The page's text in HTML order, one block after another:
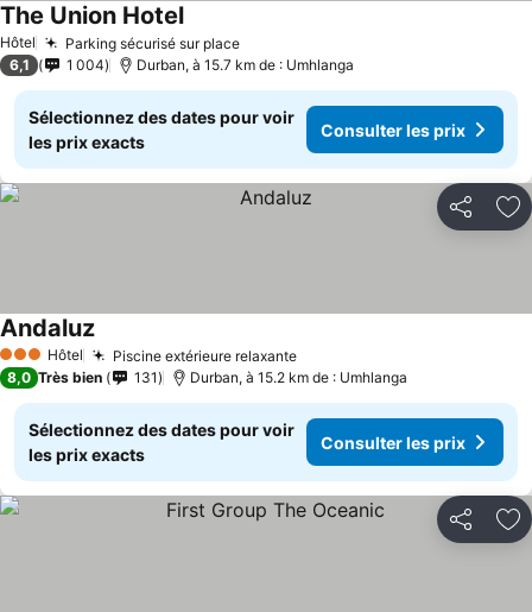
Hôtel Parking sécurisé sur place
The Union Hotel
6,1 1 004 Durban, à 15.7 km de : Umhlanga
Sélectionnez des dates pour voir
les prix exacts
Consulter les prix
Partager
3 ÉtoilesHôtel Piscine extérieure relaxante
Andaluz
8,0 Très bien 131 Durban, à 15.2 km de : Umhlanga
Sélectionnez des dates pour voir
les prix exacts
Consulter les prix
Partager